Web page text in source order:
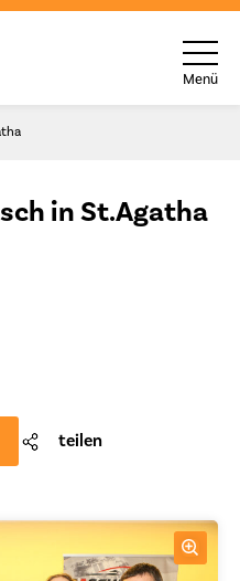
Menü
in St.Agatha
teilen